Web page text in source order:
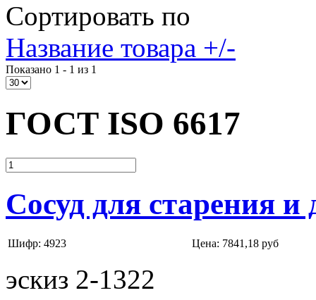
Сортировать по
Название товара +/-
Показано 1 - 1 из 1
ГОСТ ISO 6617
Сосуд для старения
Шифр: 4923 Цена: 7841,18 руб
эскиз 2-1322